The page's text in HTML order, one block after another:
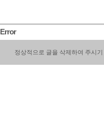
Error
정상적으로 글을 삭제하여 주시